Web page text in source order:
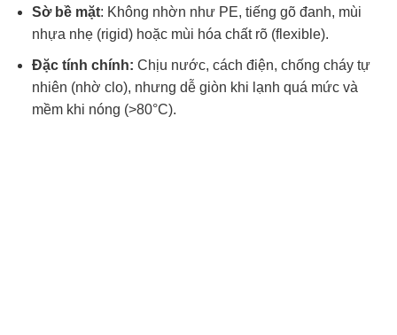
Sờ bề mặt: Không nhờn như PE, tiếng gõ đanh, mùi
nhựa nhẹ (rigid) hoặc mùi hóa chất rõ (flexible).
Đặc tính chính: Chịu nước, cách điện, chống cháy tự
nhiên (nhờ clo), nhưng dễ giòn khi lạnh quá mức và
mềm khi nóng (>80°C).